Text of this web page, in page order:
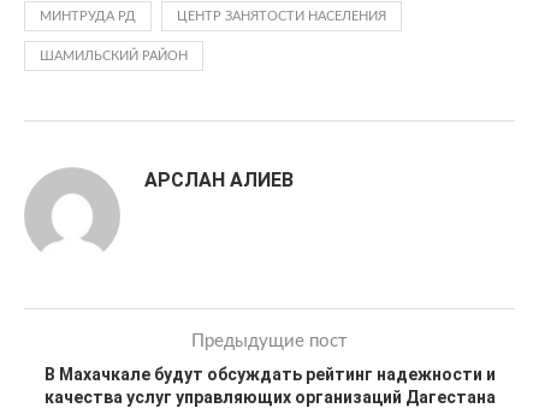
МИНТРУДА РД ЦЕНТР ЗАНЯТОСТИ НАСЕЛЕНИЯ
ШАМИЛЬСКИЙ РАЙОН
АРСЛАН АЛИЕВ
Предыдущие пост
В Махачкале будут обсуждать рейтинг надежности и
качества услуг управляющих организаций Дагестана